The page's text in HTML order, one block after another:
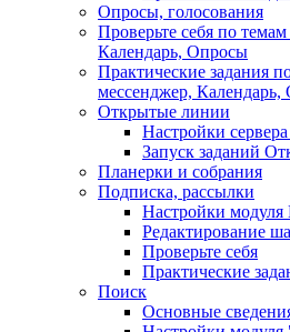
Опросы, голосования
Проверьте себя по
Календарь, Опросы
Практические задания
мессенджер,
Открытые линии
Настройки
Запуск заданий
Планерки и собрания
Подписка, рассылки
Настройки
Редактирование
Проверьте себя
Практические
Поиск
Основные